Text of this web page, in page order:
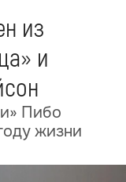
из
и
Пибо
жизни